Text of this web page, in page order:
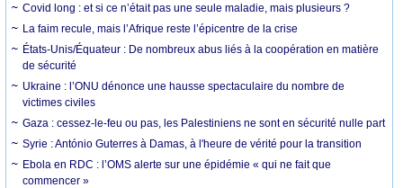
Covid long : et si ce n’était pas une seule maladie, mais plusieurs ?
La faim recule, mais l’Afrique reste l’épicentre de la crise
États-Unis/Équateur : De nombreux abus liés à la coopération en matière
de sécurité
Ukraine : l’ONU dénonce une hausse spectaculaire du nombre de
victimes civiles
Gaza : cessez-le-feu ou pas, les Palestiniens ne sont en sécurité nulle part
Syrie : António Guterres à Damas, à l'heure de vérité pour la transition
Ebola en RDC : l’OMS alerte sur une épidémie « qui ne fait que
commencer »